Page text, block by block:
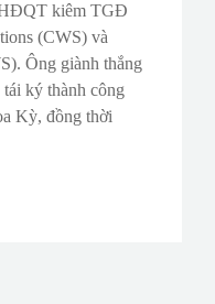
kiêm TGĐ
(CWS) và
Ông giành thắng
ký thành công
Kỳ, đồng thời